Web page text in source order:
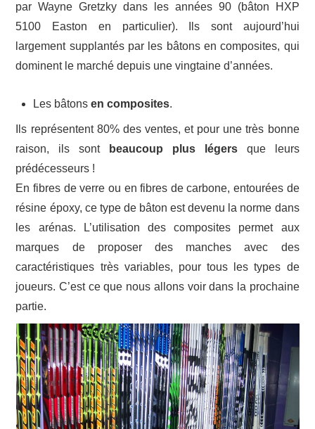
par Wayne Gretzky dans les années 90 (bâton HXP
5100 Easton en particulier). Ils sont aujourd’hui
largement supplantés par les bâtons en composites, qui
dominent le marché depuis une vingtaine d’années.
Les bâtonsen composites.
Ils représentent 80% des ventes, et pour une très bonne
raison, ils sont
beaucoup plus légersque leurs
prédécesseurs !
En fibres de verre ou en fibres de carbone, entourées de
résine époxy, ce type de bâton est devenu la norme dans
les arénas. L’utilisation des composites permet aux
marques de proposer des manches avec des
caractéristiques très variables, pour tous les types de
joueurs. C’est ce que nous allons voir dans la prochaine
partie.